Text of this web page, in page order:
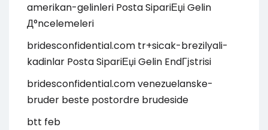
amerikan-gelinleri Posta SipariЕџi Gelin
Д°ncelemeleri
bridesconfidential.com tr+sicak-brezilyali-
kadinlar Posta SipariЕџi Gelin EndГјstrisi
bridesconfidential.com venezuelanske-
bruder beste postordre brudeside
btt feb